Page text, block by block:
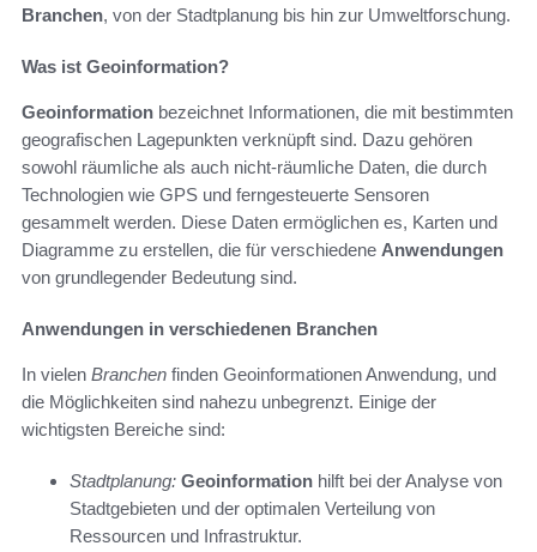
Branchen, von der Stadtplanung bis hin zur Umweltforschung.
Was ist Geoinformation?
Geoinformation bezeichnet Informationen, die mit bestimmten
geografischen Lagepunkten verknüpft sind. Dazu gehören
sowohl räumliche als auch nicht-räumliche Daten, die durch
Technologien wie GPS und ferngesteuerte Sensoren
gesammelt werden. Diese Daten ermöglichen es, Karten und
Diagramme zu erstellen, die für verschiedene Anwendungen
von grundlegender Bedeutung sind.
Anwendungen in verschiedenen Branchen
In vielen Branchen finden Geoinformationen Anwendung, und
die Möglichkeiten sind nahezu unbegrenzt. Einige der
wichtigsten Bereiche sind:
Stadtplanung: Geoinformation hilft bei der Analyse von
Stadtgebieten und der optimalen Verteilung von
Ressourcen und Infrastruktur.